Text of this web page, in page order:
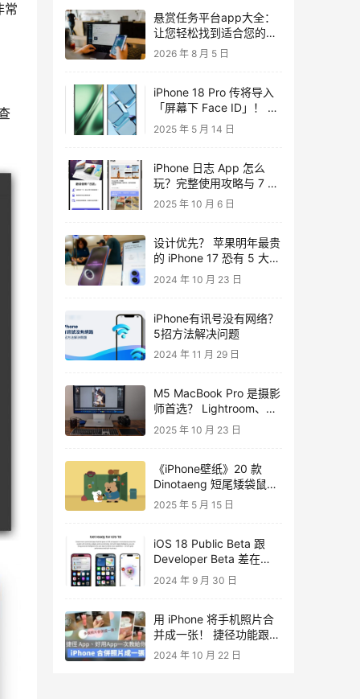
常
悬赏任务平台app大全：
让您轻松找到适合您的任
务
2026 年 8 月 5 日
iPhone 18 Pro 传将导入
「屏幕下 Face ID」！ 自
拍镜头还得留一孔？
2025 年 5 月 14 日
iPhone 日志 App 怎么
玩？完整使用攻略与 7 大
使用技巧一次看
2025 年 10 月 6 日
设计优先？ 苹果明年最贵
的 iPhone 17 恐有 5 大规
格要妥协
2024 年 10 月 23 日
iPhone有讯号没有网络？
5招方法解决问题
2024 年 11 月 29 日
M5 MacBook Pro 是摄影
师首选？ Lightroom、
Photoshop 表现接近旗舰
2025 年 10 月 23 日
《iPhone壁纸》20 款
Dinotaeng 短尾矮袋鼠桌
布下载
2025 年 5 月 15 日
iOS 18 Public Beta 跟
Developer Beta 差在
哪？破除公测版较稳定的
2024 年 9 月 30 日
用 iPhone 将手机照片合
并成一张！ 捷径功能跟照
片拼贴App 都教给你！
2024 年 10 月 22 日